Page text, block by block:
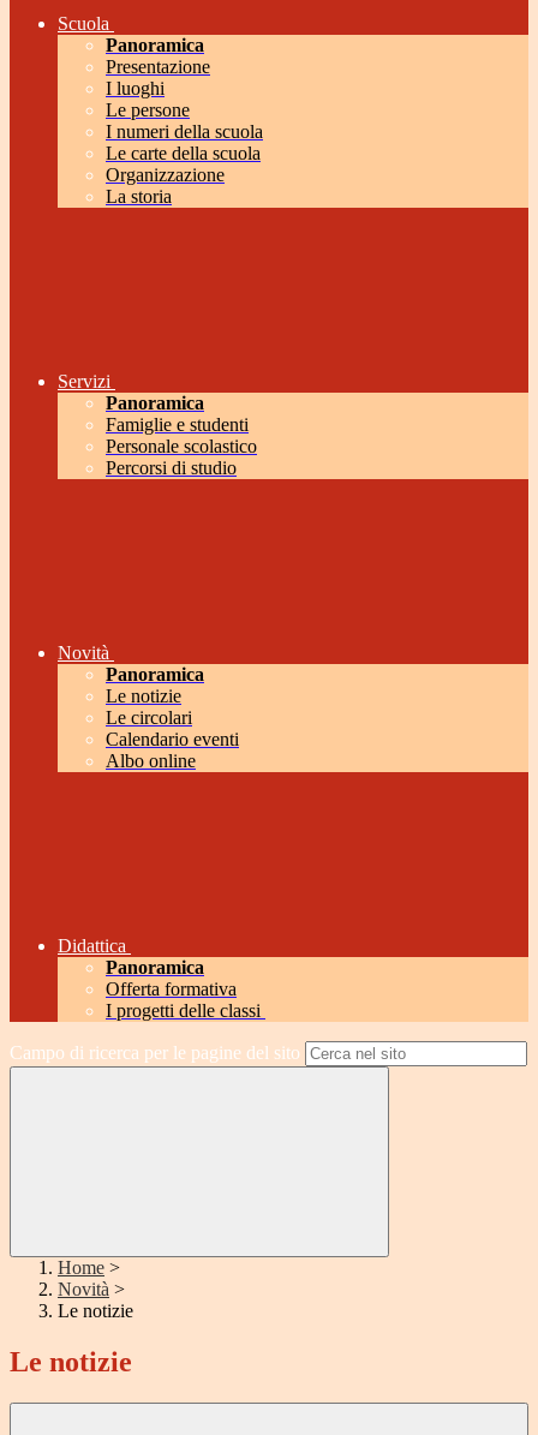
Scuola
Panoramica
Presentazione
I luoghi
Le persone
I numeri della scuola
Le carte della scuola
Organizzazione
La storia
Servizi
Panoramica
Famiglie e studenti
Personale scolastico
Percorsi di studio
Novità
Panoramica
Le notizie
Le circolari
Calendario eventi
Albo online
Didattica
Panoramica
Offerta formativa
I progetti delle classi
Campo di ricerca per le pagine del sito
Home >
Novità >
Le notizie
Le notizie